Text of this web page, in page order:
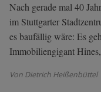
Nach gerade mal 40
im Stuttgarter
es baufällig wäre: Es
Immobiliengigant
Von Dietrich Heißenbüttel